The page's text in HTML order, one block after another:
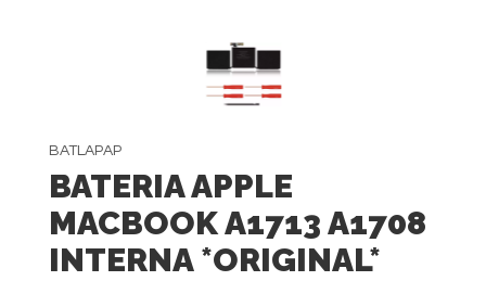
BATLAPAP
BATERIA APPLE
MACBOOK A1713 A1708
INTERNA *ORIGINAL*